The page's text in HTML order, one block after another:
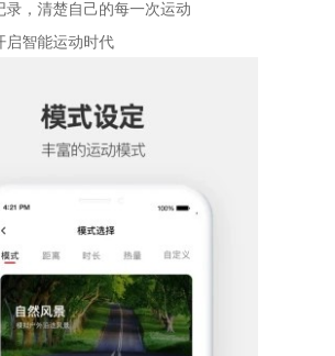
，清楚自己的每一次运动
启智能运动时代